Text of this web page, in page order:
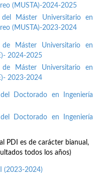
(MUSTA)-2024-2025
Máster Universitario en
(MUSTA)-2023-2024
Máster Universitario en
2024-2025
Máster Universitario en
2023-2024
Doctorado en Ingeniería
Doctorado en Ingeniería
PDI es de carácter bianual,
todos los años)
(2023-2024)